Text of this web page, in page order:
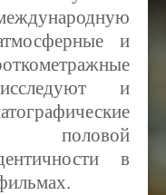
и
и
половой
в